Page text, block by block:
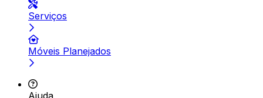
Serviços
Móveis Planejados
Ajuda